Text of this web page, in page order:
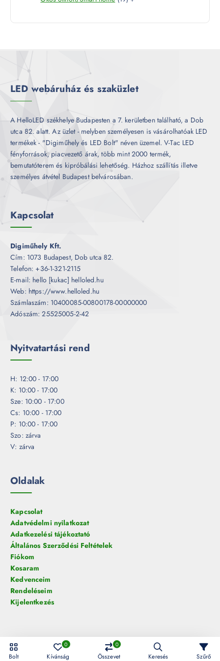
é
r
t
LED webáruház és szaküzlet
A HelloLED székhelye Budapesten a 7. kerületben található, a Dob
utca 82. alatt. Az üzlet - melyben személyesen is vásárolhatóak LED
termékek - "Digiműhely és LED Bolt" néven üzemel. V-Tac LED
fényforrások, piacvezető árak, több mint 2000 termék,
bemutatóterem és kipróbálási lehetőség. Házhoz szállítás illetve
személyes átvétel Budapest belvárosában.
Kapcsolat
Digiműhely Kft.
Cím: 1073 Budapest, Dob utca 82.
Telefon: +36-1-321-2115
E-mail: hello [kukac] helloled.hu
Web: https://www.helloled.hu
Számlaszám: 10400085-00800178-00000000
Adószám: 25525005-2-42
Nyitvatartási rend
H: 12:00 - 17:00
K: 10:00 - 17:00
Sze: 10:00 - 17:00
Cs: 10:00 - 17:00
P: 10:00 - 17:00
Szo: zárva
V: zárva
Oldalak
Kapcsolat
Adatvédelmi nyilatkozat
Adatkezelési tájékoztató
Általános Szerződési Feltételek
Fiókom
Kosaram
Kedvenceim
Rendeléseim
Kijelentkezés
© 2026 HelloLED.hu Digiműhely Kft. | Minden jog fenntartva!
Bolt
0
Kívánság
0
Összevet Keresés Szűrő